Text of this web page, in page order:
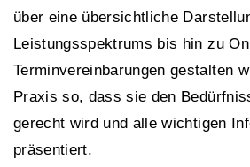
über eine übersichtliche
Leistungsspektrums bis hin zu
Terminvereinbarungen gestalten
Praxis so, dass sie den
gerecht wird und alle wichtigen
präsentiert.